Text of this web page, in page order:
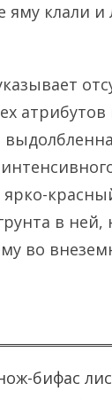
яму клали
атрибутов
в ней,
во
бифас